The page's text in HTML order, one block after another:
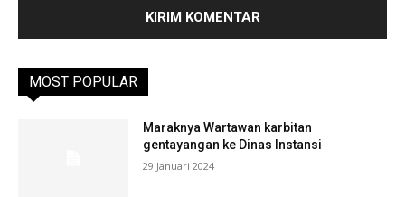
MOST POPULAR
Maraknya Wartawan karbitan
gentayangan ke Dinas Instansi
29 Januari 2024